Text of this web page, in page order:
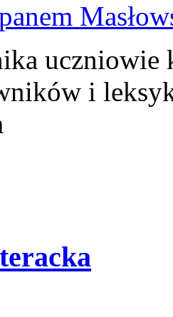
uczniowie
i